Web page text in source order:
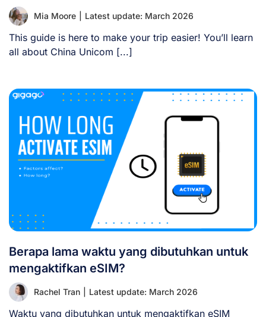
Mia Moore Latest update: March 2026
This guide is here to make your trip easier! You’ll learn
all about China Unicom [...]
Berapa lama waktu yang dibutuhkan untuk
mengaktifkan eSIM?
Rachel Tran Latest update: March 2026
Waktu yang dibutuhkan untuk mengaktifkan eSIM